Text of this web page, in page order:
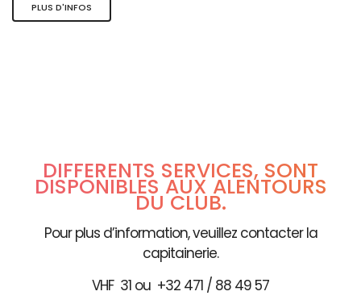
PLUS D'INFOS
DIFFÉRENTS SERVICES, SONT
DISPONIBLES AUX ALENTOURS
DU CLUB.
Pour plus d’information, veuillez contacter la
capitainerie.
VHF 31 ou +32 471 / 88 49 57